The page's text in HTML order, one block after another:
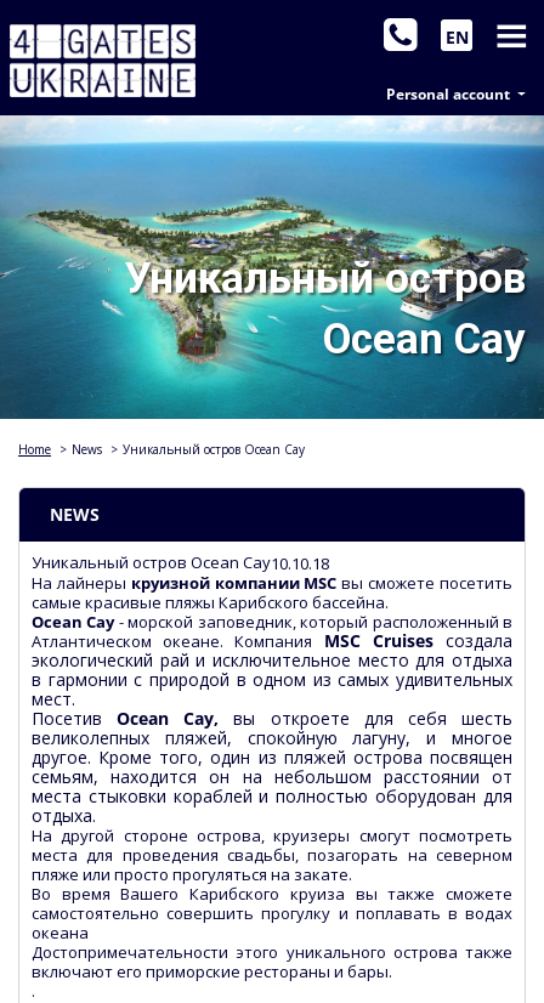
Personal account
EN
Уникальный остров
Ocean Cay
Home > News > Уникальный остров Ocean Cay
NEWS
Уникальный остров Ocean Cay10.10.18
На лайнеры круизной компании MSC вы сможете посетить
самые красивые пляжы Карибского бассейна.
Ocean Cay- морской заповедник, который расположенный в
Атлантическом океане. Компания MSC Cruisesсоздала
экологический рай и исключительное место для отдыха
в гармонии с природой в одном из самых удивительных
мест.
ПосетивOcean Cay,вы откроете для себя шесть
великолепных пляжей, спокойную лагуну, и многое
другое. Кроме того, один из пляжей острова посвящен
семьям, находится он на небольшом расстоянии от
места стыковки кораблей и полностью оборудован для
отдыха.
На другой стороне острова, круизеры смогут посмотреть
места для проведения свадьбы, позагорать на северном
пляже или просто прогуляться на закате.
Во время Вашего Карибского круиза вы также сможете
самостоятельно совершить прогулку и поплавать в водах
океана
Достопримечательности этого уникального острова также
включают его приморские рестораны и бары.
.